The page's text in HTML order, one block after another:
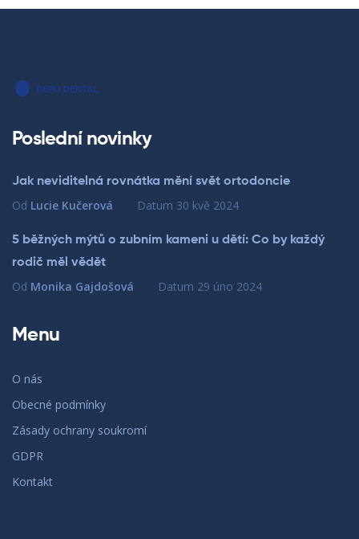
Poslední novinky
Jak neviditelná rovnátka mění svět ortodoncie
Od Lucie Kučerová Datum 30 kvě 2024
5 běžných mýtů o zubním kameni u dětí: Co by každý
rodič měl vědět
Od Monika Gajdošová Datum 29 úno 2024
Menu
O nás
Obecné podmínky
Zásady ochrany soukromí
GDPR
Kontakt